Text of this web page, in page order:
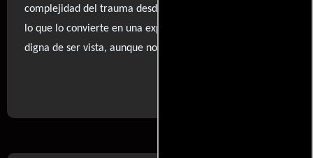
complejidad del trauma desde la perspectiva de un niño,
lo que lo convierte en una experiencia cinematográfica
digna de ser vista, aunque no exenta de fallos.